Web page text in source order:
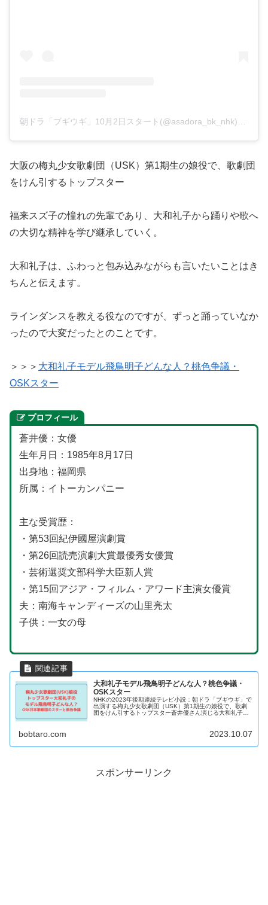
大阪の梅丸少女歌劇団（USK）第1期生の娘役で、歌劇団
をけん引するトップスター
福来スズ子の憧れの先輩であり、大和礼子から踊りや歌へ
の大切な精神を学び継承していく。
大和礼子は、ふわっと包み込みながらも言いたいことはき
ちんと伝えます。
ラインダンスを教える役なのですが、ずっと踊っていなか
ったので大変だったとのことです。
＞＞＞ 大和礼子モデル飛鳥明子どんな人？桃色争議・
OSKスター
プロフィール
蒼井優：女優
生年月日：1985年8月17日
出身地：福岡県
所属：イトーカンパニー
主な受賞歴：
・第53回紀伊國屋演劇賞
・第26回読売演劇大賞最優秀女優賞
・芸術選奨文部科学大臣新人賞
・第15回アジア・フィルム・アワード主演女優賞
夫：南海キャンディーズの山里亮太
子供：一女の母
大和礼子モデル飛鳥明子どんな人？桃色争議・
OSKスター
NHKの2023年後期連続テレビ小説：朝ドラ「ブギウギ」で
出演する梅丸少女歌劇団（USK）第1期生の娘役で、歌劇
団をけん引するトップスター蒼井優さん演じる大和礼子の
bobtaro.com 2023.10.07
スポンサーリンク